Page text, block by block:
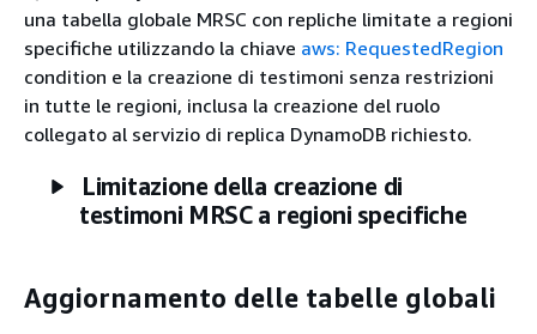
una tabella globale MRSC con repliche limitate a regioni
specifiche utilizzando la chiave aws: RequestedRegion
condition e la creazione di testimoni senza restrizioni
in tutte le regioni, inclusa la creazione del ruolo
collegato al servizio di replica DynamoDB richiesto.
Limitazione della creazione di
testimoni MRSC a regioni specifiche
Aggiornamento delle tabelle globali